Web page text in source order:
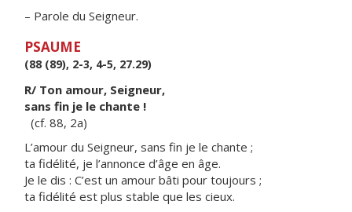
– Parole du Seigneur.
PSAUME
(88 (89), 2-3, 4-5, 27.29)
R/ Ton amour, Seigneur,
sans fin je le chante !
(cf. 88, 2a)
L’amour du Seigneur, sans fin je le chante ;
ta fidélité, je l’annonce d’âge en âge.
Je le dis : C’est un amour bâti pour toujours ;
ta fidélité est plus stable que les cieux.